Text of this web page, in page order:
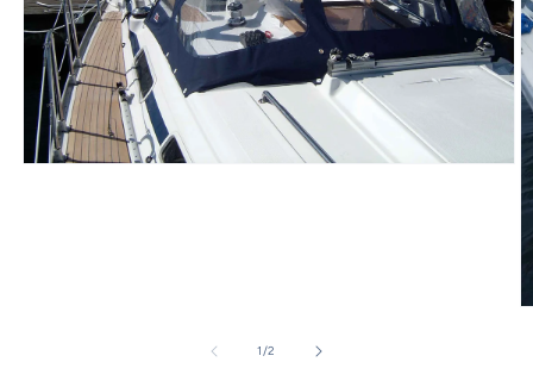
1/av
2